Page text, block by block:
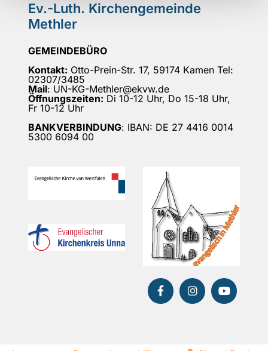
Ev.-Luth. Kirchengemeinde
Methler
GEMEINDEBÜRO
Kontakt: Otto-Prein-Str. 17, 59174 Kamen Tel:
02307/3485
Mail: UN-KG-Methler@ekvw.de
Öffnungszeiten: Di 10-12 Uhr, Do 15-18 Uhr,
Fr 10-12 Uhr
BANKVERBINDUNG: IBAN: DE 27 4416 0014
5300 6094 00